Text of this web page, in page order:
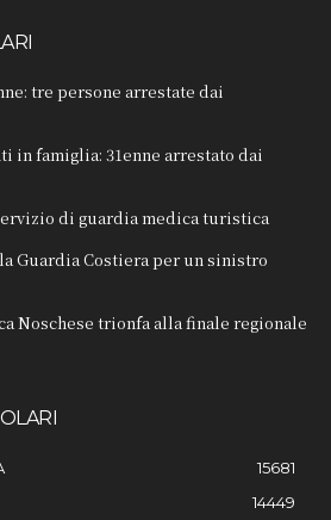
tre persone arrestate dai
in famiglia: 31enne arrestato dai
di guardia medica turistica
Guardia Costiera per un sinistro
Noschese trionfa alla finale regionale
15681
14449